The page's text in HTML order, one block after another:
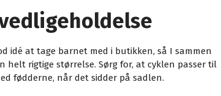
idé at tage barnet med i butikken, så I sammen
helt rigtige størrelse. Sørg for, at cyklen passer til
fødderne, når det sidder på sadlen.